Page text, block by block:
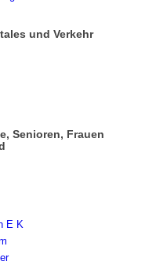
und Verkehr
Senioren, Frauen